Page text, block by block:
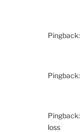
Pingback:
Pingback:
Pingback:
loss